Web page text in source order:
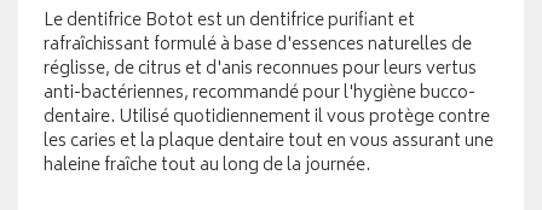
Le dentifrice Botot est un dentifrice purifiant et
rafraîchissant formulé à base d'essences naturelles de
réglisse, de citrus et d'anis reconnues pour leurs vertus
anti-bactériennes, recommandé pour l'hygiène bucco-
dentaire. Utilisé quotidiennement il vous protège contre
les caries et la plaque dentaire tout en vous assurant une
haleine fraîche tout au long de la journée.